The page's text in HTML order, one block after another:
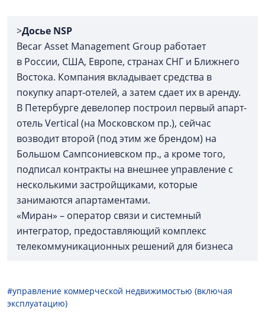
>Досье NSP
Becar Asset Management Group работает
в России, США, Европе, странах СНГ и Ближнего
Востока. Компания вкладывает средства в
покупку апарт-отелей, а затем сдает их в аренду.
В Петербурге девелопер построил первый апарт-
отель Vertiсal (на Московском пр.), сейчас
возводит второй (под этим же брендом) на
Большом Сампсониевском пр., а кроме того,
подписал контракты на внешнее управление с
несколькими застройщиками, которые
занимаются апартаментами.
«Миран» – оператор связи и системный
интегратор, предоставляющий комплекс
телекоммуникационных решений для бизнеса
#управление коммерческой недвижимостью (включая
эксплуатацию)